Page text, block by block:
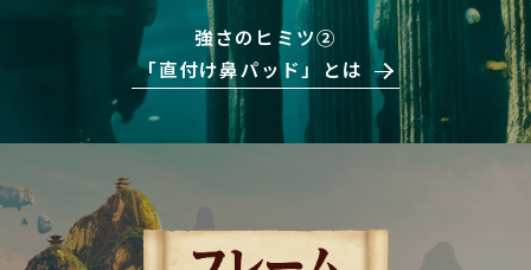
強さのヒミツ②
「直付け鼻パッド」とは